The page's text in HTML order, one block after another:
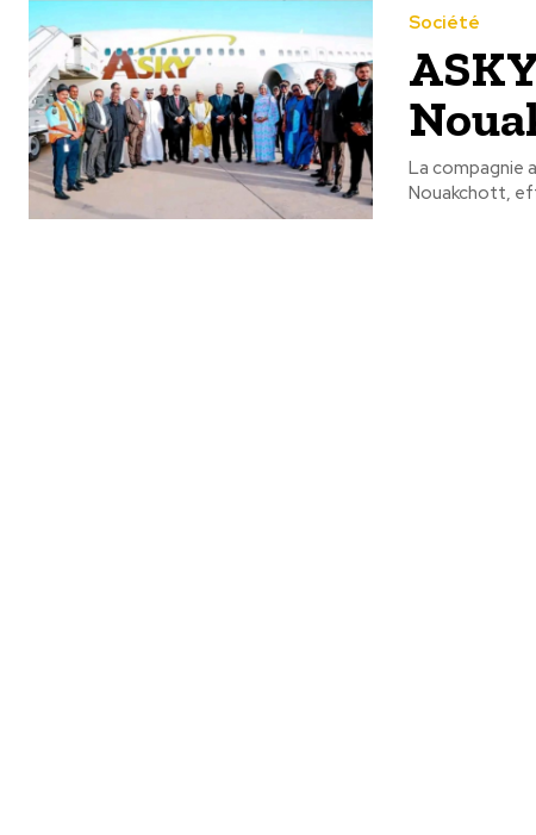
Société
La compagnie